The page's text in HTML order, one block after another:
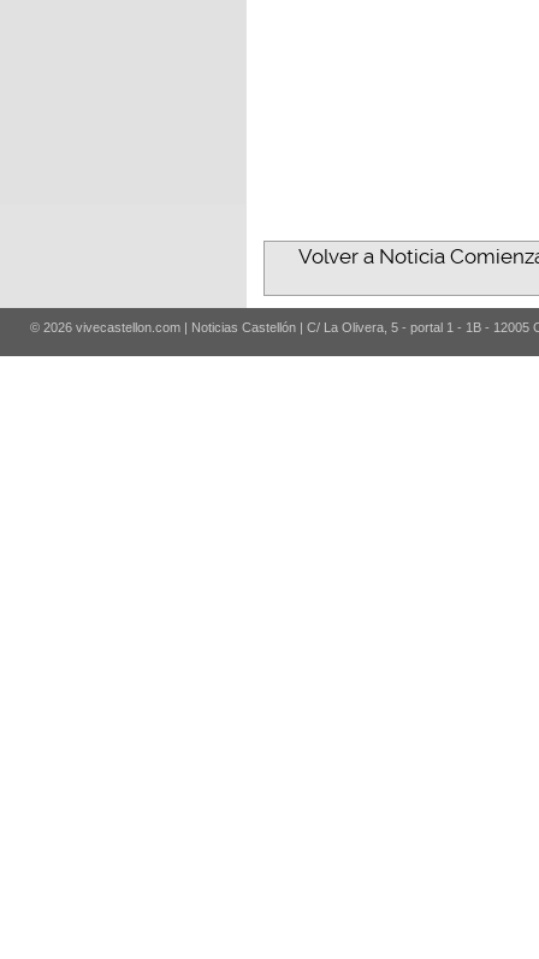
Volver a Noticia
© 2026 vivecastellon.com | Noticias Castellón | C/ La Olivera, 5 - portal 1 - 1B - 12005